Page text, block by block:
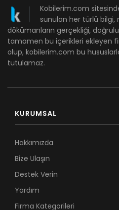
Kobilerim.com
sunulan her türlü
dökümanların gerçekliği,
tamamen bu içerikleri ekleyen
olup, kobilerim.com bu
tutulamaz.
KURUMSAL
Hakkımızda
Bize Ulaşın
Destek Verin
Yardım
Firma Kategorileri